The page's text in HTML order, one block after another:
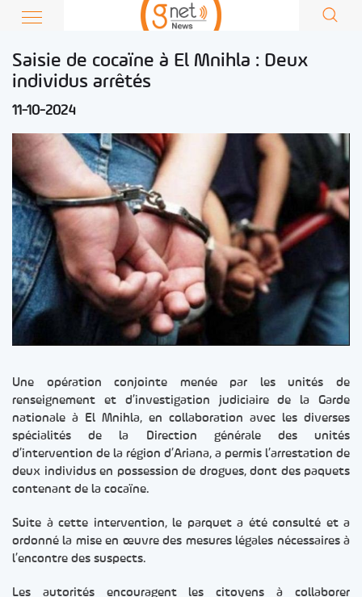
Saisie de cocaïne à El Mnihla : Deux
individus arrêtés
11-10-2024
Une opération conjointe menée par les unités de
renseignement et d’investigation judiciaire de la Garde
nationale à El Mnihla, en collaboration avec les diverses
spécialités de la Direction générale des unités
d’intervention de la région d’Ariana, a permis l’arrestation de
deux individus en possession de drogues, dont des paquets
contenant de la cocaïne.
Suite à cette intervention, le parquet a été consulté et a
ordonné la mise en œuvre des mesures légales nécessaires à
l’encontre des suspects.
Les autorités encouragent les citoyens à collaborer